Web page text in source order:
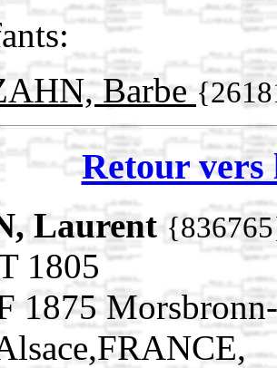
Barbe
Retour vers
Laurent
1805
1875